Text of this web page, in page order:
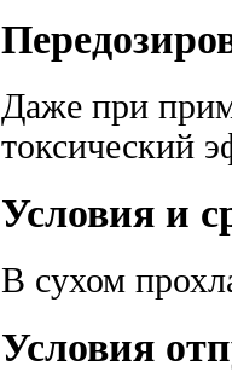
Даже при
токсический
Условия и
В сухом
Условия